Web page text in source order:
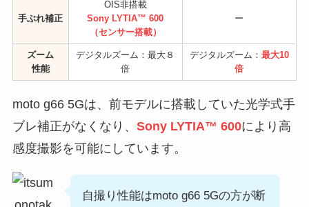
手ぶれ補正
OIS非搭載
Sony LYTIA™ 600
（センサー搭載）
ー
ズーム
性能
デジタルズーム：最大８
倍
デジタルズーム： 最大10
倍
moto g66 5Gは、前モデルに搭載していた光学式手
ブレ補正がなくなり、 Sony LYTIA™ 600により高
感度撮影を可能にしています。
自撮り性能はmoto g66 5Gの方が断